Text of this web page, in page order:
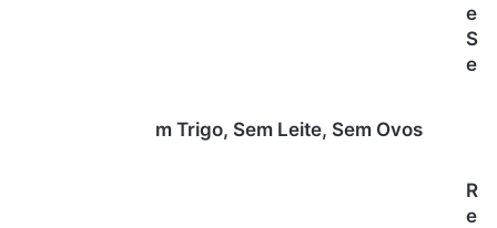
e
S
e
m Trigo, Sem Leite, Sem Ovos
R
e